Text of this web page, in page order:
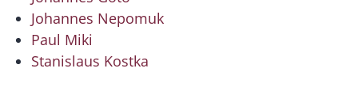
Johannes Nepomuk
Paul Miki
Stanislaus Kostka